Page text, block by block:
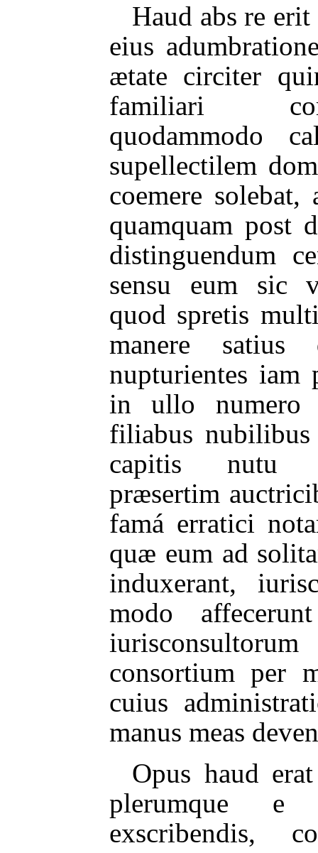
Haud abs re
eius
ætate circiter
familiari
quodammodo
supellectilem
coemere
quamquam post
distinguendum
sensu eum sic
quod spretis
manere satius
nupturientes iam
in ullo numero
filiabus nubilibus
capitis nutu
præsertim
famá erratici
quæ eum ad
induxerant,
modo
consortium per
cuius
manus meas
Opus haud
plerumque e
exscribendis,